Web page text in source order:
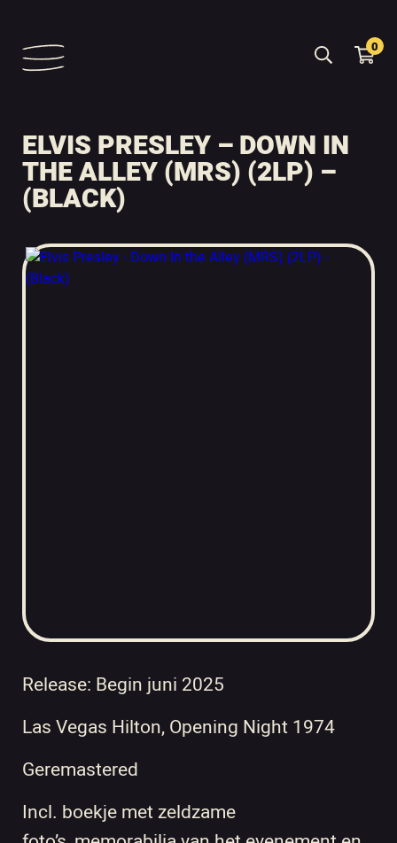
0
ELVIS PRESLEY – DOWN IN
THE ALLEY (MRS) (2LP) –
(BLACK)
Release: Begin juni 2025
Las Vegas Hilton, Opening Night 1974
Geremastered
Incl. boekje met zeldzame